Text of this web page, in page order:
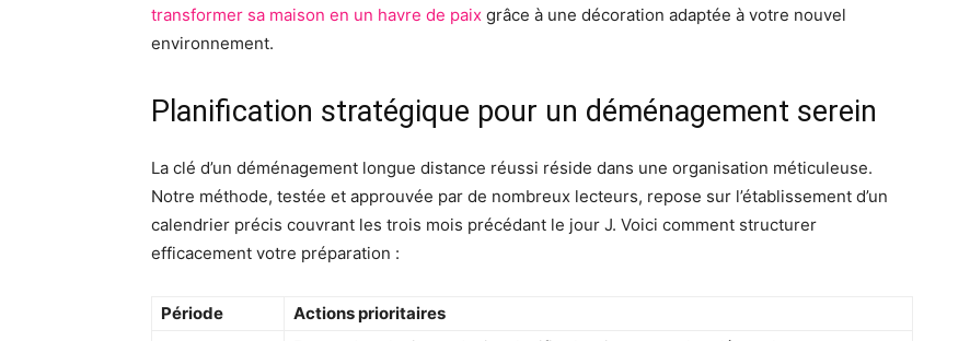
transformer sa maison en un havre de paix grâce à une décoration adaptée à votre nouvel
environnement.
Planification stratégique pour un déménagement serein
La clé d’un déménagement longue distance réussi réside dans une organisation méticuleuse.
Notre méthode, testée et approuvée par de nombreux lecteurs, repose sur l’établissement d’un
calendrier précis couvrant les trois mois précédant le jour J. Voici comment structurer
efficacement votre préparation :
Période Actions prioritaires